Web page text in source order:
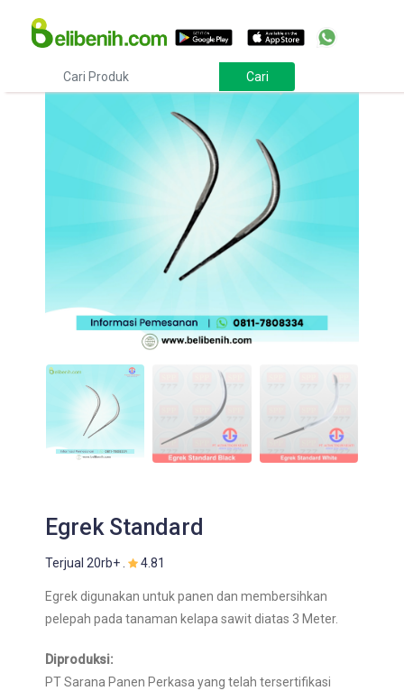
Egrek Standard
Terjual 20rb+ . 4.81
Egrek digunakan untuk panen dan membersihkan
pelepah pada tanaman kelapa sawit diatas 3 Meter.
Diproduksi:
PT Sarana Panen Perkasa yang telah tersertifikasi